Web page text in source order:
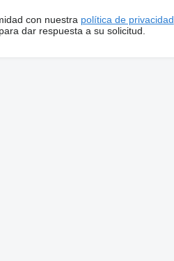
con nuestra política de privacidad
dar respuesta a su solicitud.